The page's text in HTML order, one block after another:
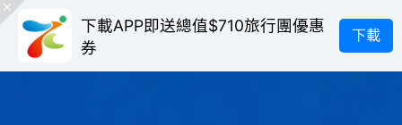
下載APP即送總值$710旅行團優惠
券
下載